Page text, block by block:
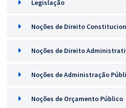
Legislação
Noções de Direito
Noções de Direito
Noções de Administração
Noções de Orçamento Público